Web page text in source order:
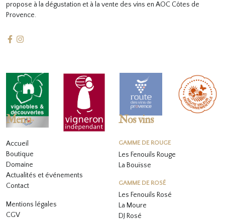
propose à la dégustation et à la vente des vins en AOC Côtes de
Provence.
Menu
Accueil
Boutique
Domaine
Actualités et événements
Contact
Mentions légales
CGV
Nos vins
GAMME DE ROUGE
Les Fenouils Rouge
La Bouïsse
GAMME DE ROSÉ
Les Fenouils Rosé
La Moure
DJ Rosé